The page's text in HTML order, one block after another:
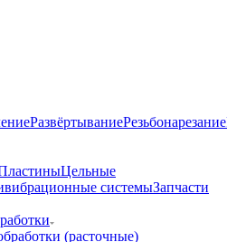
РазвёртываниеРезьбонарезание
Цельные
системыЗапчасти
(расточные)